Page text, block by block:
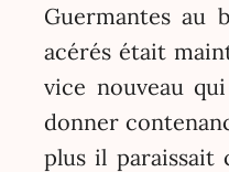
Guermantes au
acérés était
vice nouveau
donner
plus il paraissait